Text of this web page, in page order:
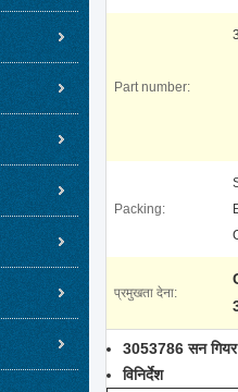
Part number:
Packing:
प्रमुखता देना:
3053786 सन
विनिर्देश